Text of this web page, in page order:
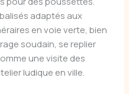
adaptés aux
en voie verte, bien
soudain, se replier
une visite des
ludique en ville.